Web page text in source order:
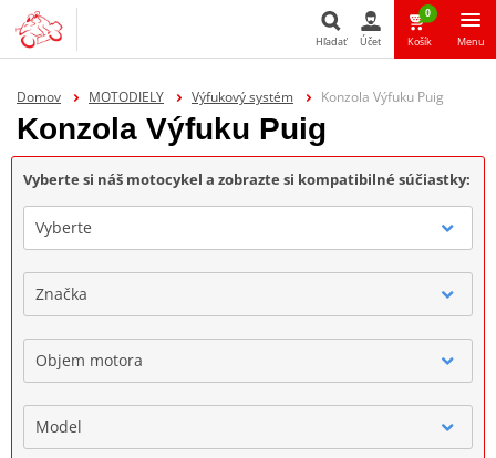
Hľadať
Hľadať Účet
0
Košík Menu
Domov MOTODIELY Výfukový systém Konzola Výfuku Puig
Konzola Výfuku Puig
Vyberte si náš motocykel a zobrazte si kompatibilné súčiastky:
Vyberte
Značka
Objem motora
Model